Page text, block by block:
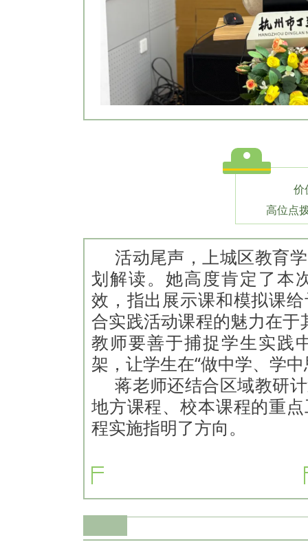
价
高位点
活动尾声，上城区教育
划解读。她高度肯定了本
效，指出展示课和模拟课
合实践活动课程的魅力在于
教师要善于捕捉学生实践
架，让学生在“做中学、学
蒋老师还结合区域教研
地方课程、校本课程的重
程实施指明了方向。